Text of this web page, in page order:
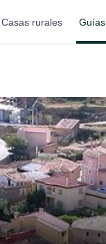
Casas rurales Guías